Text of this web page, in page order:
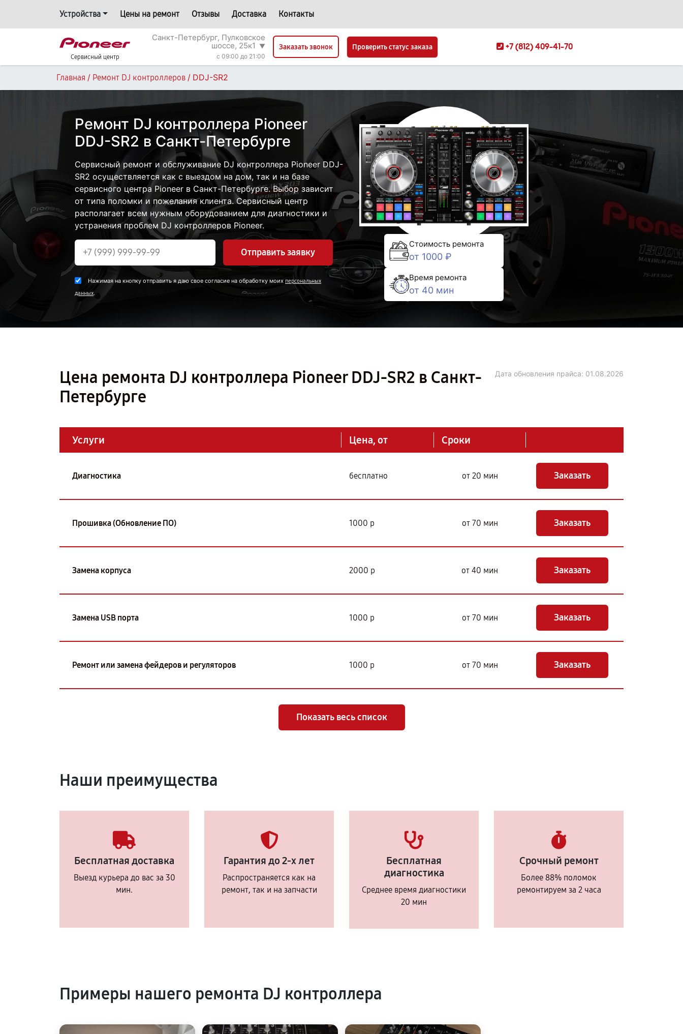
Устройства Цены на ремонт Отзывы Доставка Контакты
Сервисный центр
Санкт-Петербург, Пулковское
шоссе, 25к1
▼
c 09:00 до 21:00
Заказать звонок Проверить статус заказа +7 (812) 409-41-70
Главная / Ремонт DJ контроллеров / DDJ-SR2
Ремонт DJ контроллера Pioneer
DDJ-SR2 в Санкт-Петербурге
Сервисный ремонт и обслуживание DJ контроллера Pioneer DDJ-
SR2 осуществляется как с выездом на дом, так и на базе
сервисного центра Pioneer в Санкт-Петербурге. Выбор зависит
от типа поломки и пожелания клиента. Сервисный центр
располагает всем нужным оборудованием для диагностики и
устранения проблем DJ контроллеров Pioneer.
Отправить заявку
Нажимая на кнопку отправить я даю свое согласие на обработку моих персональных
данных.
Стоимость ремонта
от 1000 ₽
Время ремонта
от 40 мин
Цена ремонта DJ контроллера Pioneer DDJ-SR2 в Санкт-
Петербурге
Дата обновления прайса: 01.08.2026
Услуги Цена, от Сроки
Диагностика бесплатно от 20 мин Заказать
Прошивка (Обновление ПО) 1000 р от 70 мин Заказать
Замена корпуса 2000 р от 40 мин Заказать
Замена USB порта 1000 р от 70 мин Заказать
Ремонт или замена фейдеров и регуляторов 1000 р от 70 мин Заказать
Показать весь список
Наши преимущества
Бесплатная доставка
Выезд курьера до вас за 30
мин.
Гарантия до 2-х лет
Распространяется как на
ремонт, так и на запчасти
Бесплатная
диагностика
Среднее время диагностики
20 мин
Срочный ремонт
Более 88% поломок
ремонтируем за 2 часа
Примеры нашего ремонта DJ контроллера